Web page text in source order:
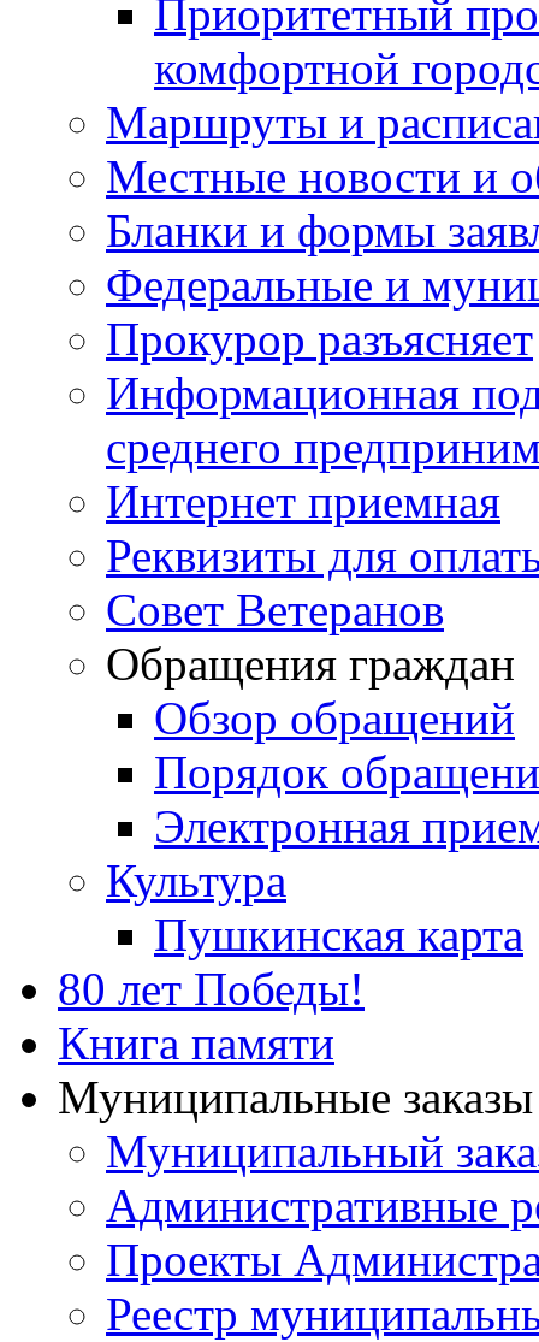
Приоритетный
комфортной
Маршруты и
Местные новости и
Бланки и формы
Федеральные и
Прокурор разъясняет
Информационная
среднего
Интернет приемная
Реквизиты для
Совет Ветеранов
Обращения граждан
Обзор обращений
Порядок
Электронная
Культура
Пушкинская карта
80 лет Победы!
Книга памяти
Муниципальные
Муниципальный
Административные
Проекты
Реестр